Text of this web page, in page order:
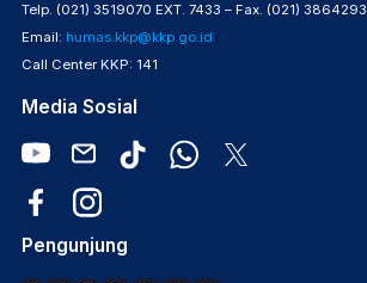
Telp. (021) 3519070 EXT. 7433 – Fax. (021) 3864293
Email: humas.kkp@kkp.go.id
Call Center KKP: 141
Media Sosial
Pengunjung